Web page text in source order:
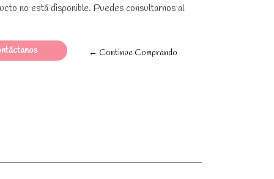
no está disponible. Puedes consultarnos al
← Continue Comprando